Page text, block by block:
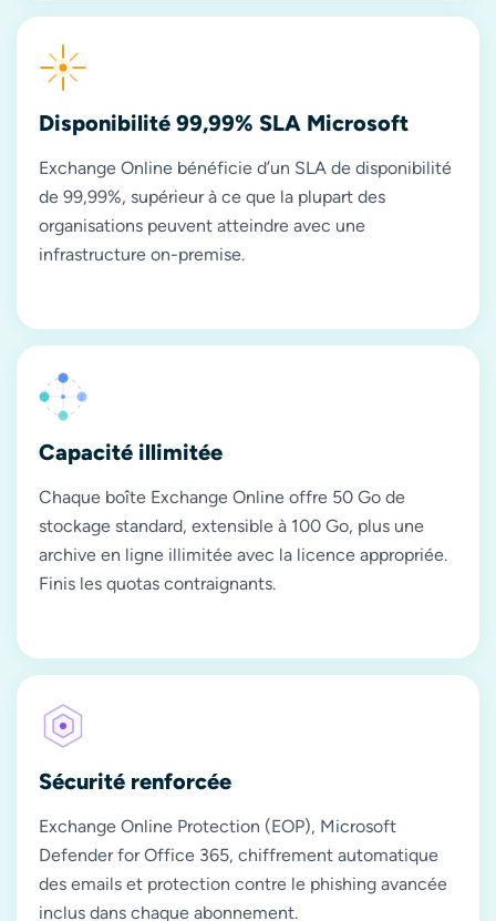
Disponibilité 99,99% SLA Microsoft
Exchange Online bénéficie d’un SLA de disponibilité
de 99,99%, supérieur à ce que la plupart des
organisations peuvent atteindre avec une
infrastructure on-premise.
Capacité illimitée
Chaque boîte Exchange Online offre 50 Go de
stockage standard, extensible à 100 Go, plus une
archive en ligne illimitée avec la licence appropriée.
Finis les quotas contraignants.
Sécurité renforcée
Exchange Online Protection (EOP), Microsoft
Defender for Office 365, chiffrement automatique
des emails et protection contre le phishing avancée
inclus dans chaque abonnement.